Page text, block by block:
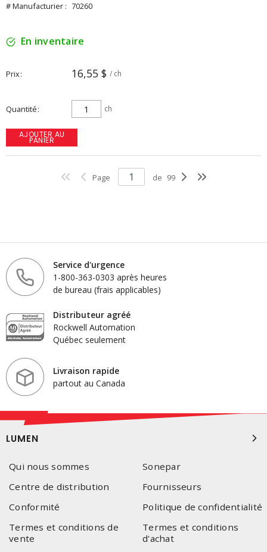
# Manufacturier : 70260
En inventaire
Prix 16,55 $ / ch
Quantité ch
AJOUTER AU
PANIER
Page de 99
Service d'urgence
1-800-363-0303 après heures
de bureau (frais applicables)
Distributeur agréé
Rockwell Automation
Québec seulement
Livraison rapide
partout au Canada
LUMEN
Qui nous sommes
Sonepar
Centre de distribution
Fournisseurs
Conformité
Politique de confidentialité
Termes et conditions de
vente
Termes et conditions
d'achat